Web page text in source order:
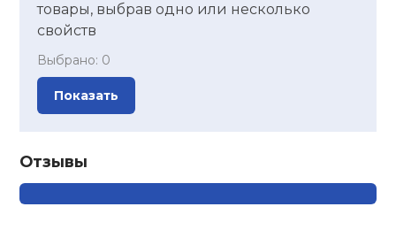
товары, выбрав одно или несколько
свойств
Выбрано: 0
Показать
Отзывы